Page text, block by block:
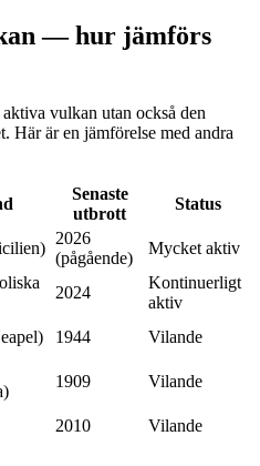
— hur jämförs
vulkan utan också den
Här är en jämförelse med andra
Senaste
utbrott
Status
2026
(pågående)
Mycket aktiv
2024
Kontinuerligt
aktiv
1944 Vilande
1909 Vilande
2010 Vilande